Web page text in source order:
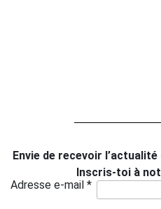
Envie de recevoir
Inscris-toi à
Adresse e-mail *